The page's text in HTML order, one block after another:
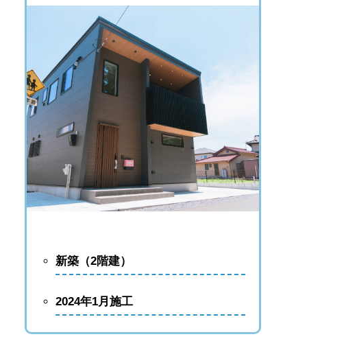
不動産査定を断りたい・契約をキャンセルしたい
新築（2階建）
2024年1月施工